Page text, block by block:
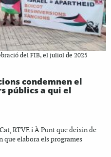
del FIB, el juliol de 2025
condemnen el
públics a qui el
RTVE i À Punt que deixin de
elabora els programes